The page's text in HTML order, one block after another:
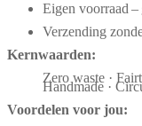
Eigen voorraad
Verzending
Kernwaarden:
Zero waste ·
Handmade ·
Voordelen voor jou: